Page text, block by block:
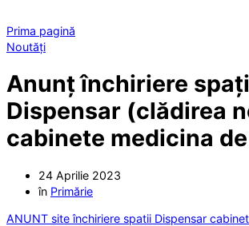
Prima pagină
Noutăți
Anunț închiriere
Dispensar (clădirea
cabinete medicina
24 Aprilie 2023
în Primărie
ANUNT site închiriere spatii Dispensar